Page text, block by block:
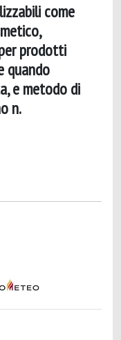
come
prodotti
quando
e metodo di
n.